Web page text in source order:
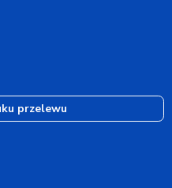
przelewu